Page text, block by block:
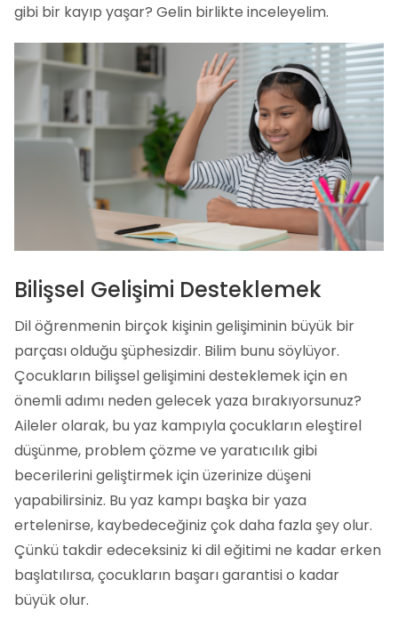
gibi bir kayıp yaşar? Gelin birlikte inceleyelim.
Bilişsel Gelişimi Desteklemek
Dil öğrenmenin birçok kişinin gelişiminin büyük bir
parçası olduğu şüphesizdir. Bilim bunu söylüyor.
Çocukların bilişsel gelişimini desteklemek için en
önemli adımı neden gelecek yaza bırakıyorsunuz?
Aileler olarak, bu yaz kampıyla çocukların eleştirel
düşünme, problem çözme ve yaratıcılık gibi
becerilerini geliştirmek için üzerinize düşeni
yapabilirsiniz. Bu yaz kampı başka bir yaza
ertelenirse, kaybedeceğiniz çok daha fazla şey olur.
Çünkü takdir edeceksiniz ki dil eğitimi ne kadar erken
başlatılırsa, çocukların başarı garantisi o kadar
büyük olur.